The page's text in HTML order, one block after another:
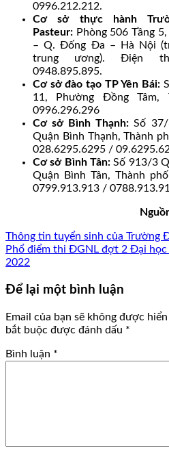
0996.212.212.
Cơ sở thực hành
Pasteur: Phòng 506 Tầng
– Q. Đống Đa – Hà Nội
trung ương). Điện
0948.895.895.
Cơ sở đào tạo TP Yên Bái:
11, Phường Đồng Tâm,
0996.296.296
Cơ sở Bình Thạnh: Số
Quận Bình Thạnh, Thành
028.6295.6295 /
Cơ sở Bình Tân: Số 913/3
Quận Bình Tân, Thành
0799.913.913 /
Thông tin tuyển sinh của Trường
Phổ điểm thi ĐGNL đợt 2 Đại
2022
Để lại một bình luận
Email của bạn sẽ không được
bắt buộc được đánh dấu *
Bình luận *